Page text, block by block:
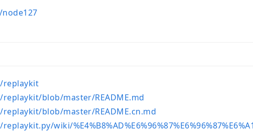
replaykit
blob/master/README.md
blob/master/README.cn.md
wiki/